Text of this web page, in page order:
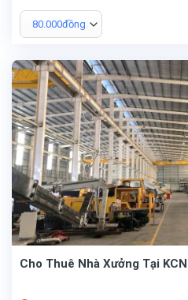
80.000đồng
Cho Thuê Nhà Xưởng Tại